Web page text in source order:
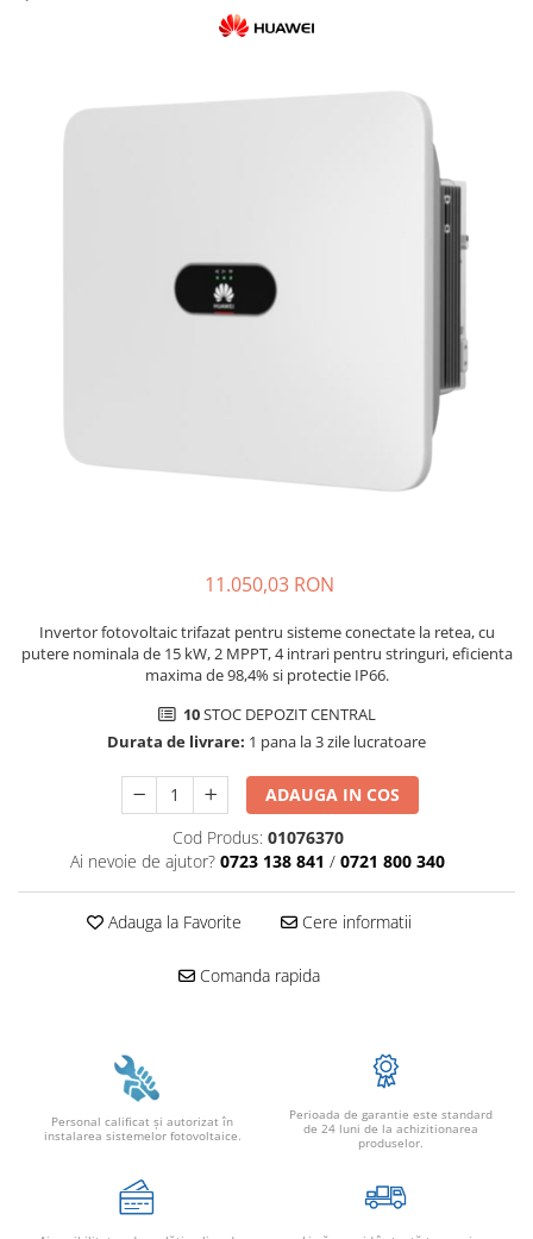
Cabluri semnalizare si control
Conductori flexibili cupru
Conductori rigizi
Cabluri semnalizare incendiu
Cabluri semnalizare si control
11.050,03 RON
Invertor fotovoltaic trifazat pentru sisteme conectate la retea, cu
putere nominala de 15 kW, 2 MPPT, 4 intrari pentru stringuri, eficienta
maxima de 98,4% si protectie IP66.
10STOC DEPOZIT CENTRAL
Durata de livrare: 1 pana la 3 zile lucratoare
ADAUGA IN COS
Cod Produs: 01076370
Ai nevoie de ajutor? 0723 138 841 / 0721 800 340
Adauga la Favorite Cere informatii
Comanda rapida
Personal calificat şi autorizat în
instalarea sistemelor fotovoltaice.
Perioada de garantie este standard
de 24 luni de la achizitionarea
produselor.